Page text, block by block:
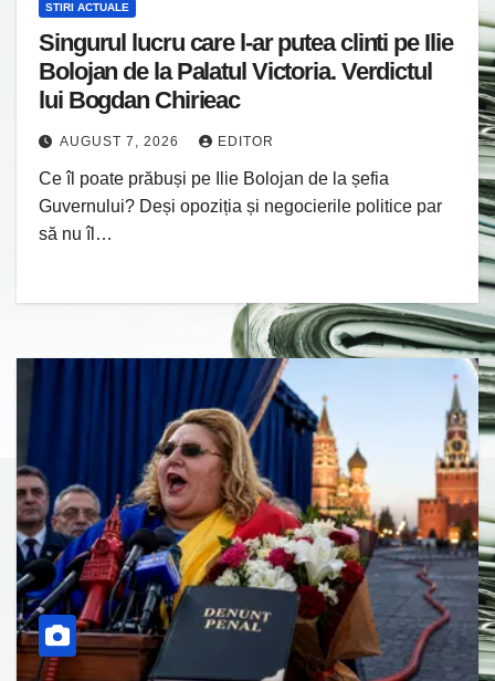
STIRI ACTUALE
Singurul lucru care l-ar putea clinti pe Ilie
Bolojan de la Palatul Victoria. Verdictul
lui Bogdan Chirieac
AUGUST 7, 2026 EDITOR
Ce îl poate prăbuși pe Ilie Bolojan de la șefia
Guvernului? Deși opoziția și negocierile politice par
să nu îl…